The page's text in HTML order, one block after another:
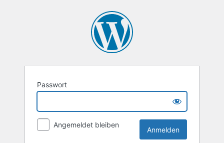
Passwort
Angemeldet bleiben